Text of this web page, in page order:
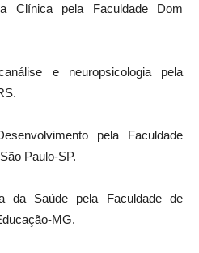
Clínica pela Faculdade Dom
e neuropsicologia pela
pela Faculdade
Paulo-SP.
da Saúde pela Faculdade de
MG.